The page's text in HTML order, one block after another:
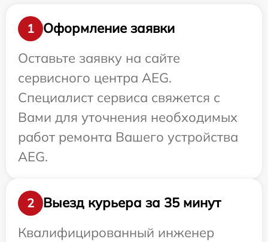
1
Оформление заявки
Оставьте заявку на сайте
сервисного центра AEG.
Специалист сервиса свяжется с
Вами для уточнения необходимых
работ ремонта Вашего устройства
AEG.
2
Выезд курьера за 35 минут
Квалифицированный инженер